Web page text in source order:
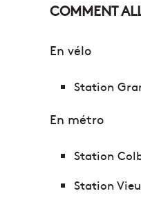
COMMENT
En vélo
Station
En métro
Station
Station